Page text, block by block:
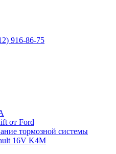
916-86-75
от Ford
тормозной системы
16V K4M